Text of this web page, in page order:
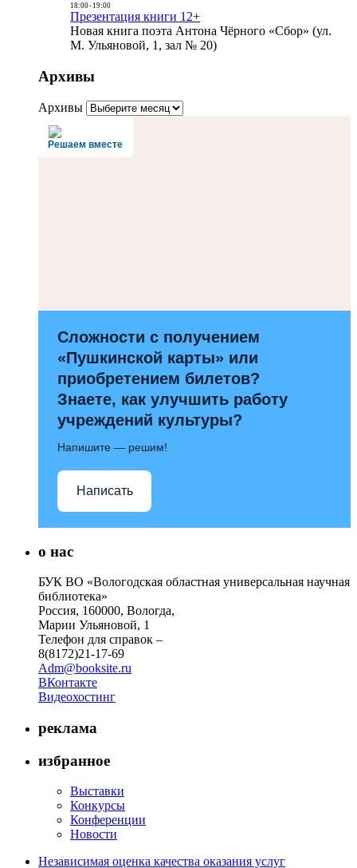
18:00- 19:00
Презентация книги 12+
Новая книга поэта Антона Чёрного «Сбор» (ул.
М. Ульяновой, 1, зал № 20)
Архивы
Архивы
Решаем вместе
Сложности с получением
«Пушкинской карты» или
приобретением билетов?
Знаете, как улучшить работу
учреждений культуры?
Напишите — решим!
Написать
о нас
БУК ВО «Вологодская областная универсальная научная
библиотека»
Россия, 160000, Вологда,
Марии Ульяновой, 1
Телефон для справок –
8(8172)21-17-69
Adm@booksite.ru
ВКонтакте
Видеохостинг
реклама
избранное
Выставки
Конкурсы
Конференции
Новости
Независимая оценка качества оказания услуг